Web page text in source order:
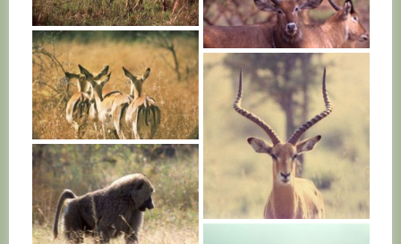
RWANDA
RWANDA
RWANDA